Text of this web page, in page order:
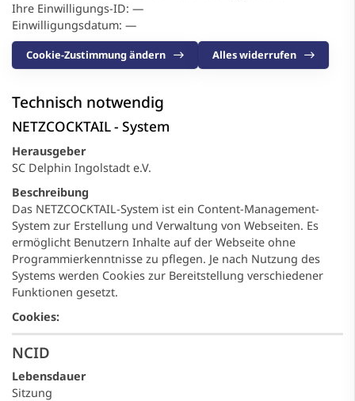
Ihre Einwilligungs-ID: —
Einwilligungsdatum: —
Cookie-Zustimmung ändern Alles widerrufen
Technisch notwendig
NETZCOCKTAIL - System
Herausgeber
SC Delphin Ingolstadt e.V.
Beschreibung
Das NETZCOCKTAIL-System ist ein Content-Management-
System zur Erstellung und Verwaltung von Webseiten. Es
ermöglicht Benutzern Inhalte auf der Webseite ohne
Programmierkenntnisse zu pflegen. Je nach Nutzung des
Systems werden Cookies zur Bereitstellung verschiedener
Funktionen gesetzt.
Cookies:
NCID
Lebensdauer
Sitzung